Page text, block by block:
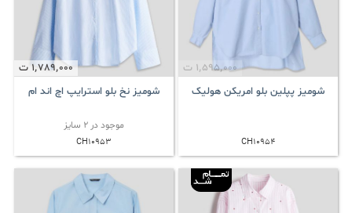
1٬595٬000 ت
شومیز پپلین بلو امریکن هولیک
CH10954
1٬789٬000 ت
شومیز نخ بلو استرایپ اچ اند ام
موجود در 2 سایز
CH10953